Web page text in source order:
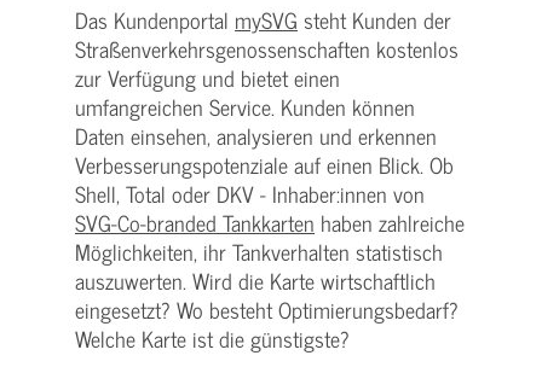
Das Kundenportal mySVG steht Kunden der
Straßenverkehrsgenossenschaften kostenlos
zur Verfügung und bietet einen
umfangreichen Service. Kunden können
Daten einsehen, analysieren und erkennen
Verbesserungspotenziale auf einen Blick. Ob
Shell, Total oder DKV - Inhaber:innen von
SVG-Co-branded Tankkarten haben zahlreiche
Möglichkeiten, ihr Tankverhalten statistisch
auszuwerten. Wird die Karte wirtschaftlich
eingesetzt? Wo besteht Optimierungsbedarf?
Welche Karte ist die günstigste?